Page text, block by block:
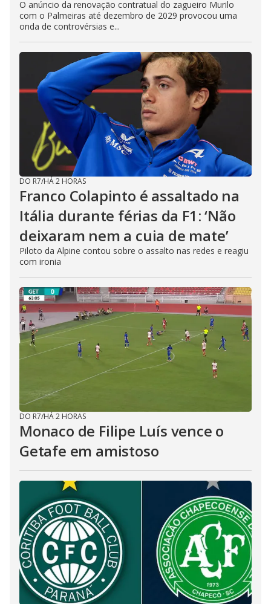
O anúncio da renovação contratual do zagueiro Murilo
com o Palmeiras até dezembro de 2029 provocou uma
onda de controvérsias e...
DO R7/HÁ 2 HORAS
Franco Colapinto é assaltado na
Itália durante férias da F1: ‘Não
deixaram nem a cuia de mate’
Piloto da Alpine contou sobre o assalto nas redes e reagiu
com ironia
DO R7/HÁ 2 HORAS
Monaco de Filipe Luís vence o
Getafe em amistoso